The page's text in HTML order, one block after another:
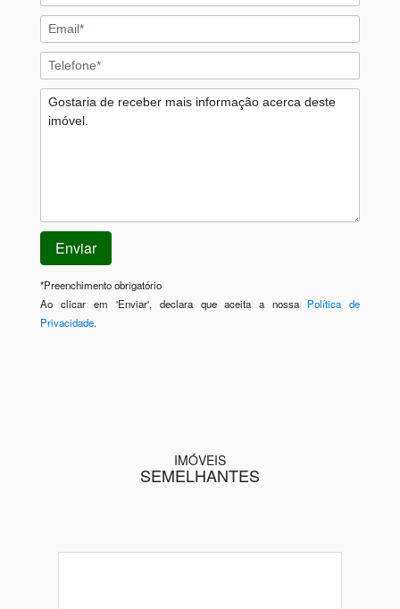
*Preenchimento obrigatório
Ao clicar em 'Enviar', declara que aceita a nossa Política de
Privacidade.
IMÓVEIS
SEMELHANTES